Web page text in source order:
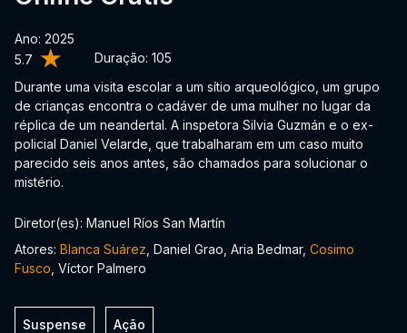
5.7 Duração: 105
Ano: 2025
Durante uma visita escolar a um sítio arqueológico, um grupo
de crianças encontra o cadáver de uma mulher no lugar da
réplica de um neandertal. A inspetora Silvia Guzmán e o ex-
policial Daniel Velarde, que trabalharam em um caso muito
parecido seis anos antes, são chamados para solucionar o
mistério.
Diretor(es): Manuel Ríos San Martín
Atores: Blanca Suárez , Daniel Grao, Aria Bedmar, Cosimo
Fusco , Víctor Palmero
Suspense Ação